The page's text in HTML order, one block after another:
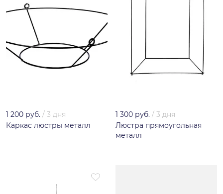
1 200 руб. / 3 дня
Каркас люстры металл
1 300 руб. / 3 дня
Люстра прямоугольная
металл